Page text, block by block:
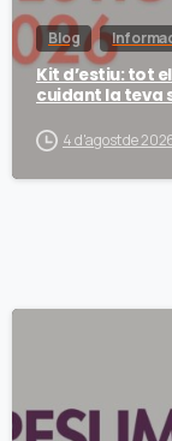
Blog
Kit d’estiu: tot
cuidant la teva
4 d'agost de